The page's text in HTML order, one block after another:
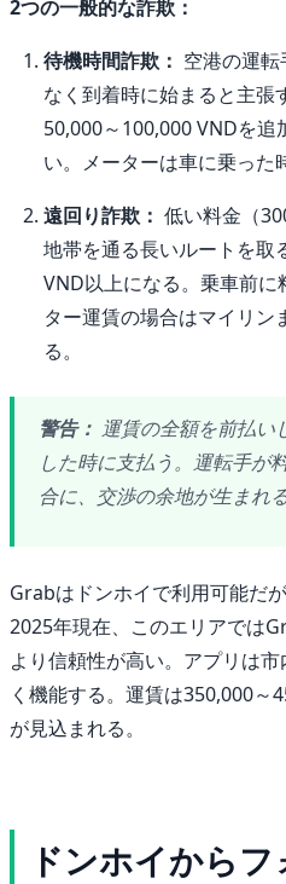
2つの一般的な詐欺：
待機時間詐欺： 空港の運
なく到着時に始まると主張
50,000～100,000 VNDを追
い。メーターは車に乗った
遠回り詐欺： 低い料金（
地帯を通る長いルートを取
VND以上になる。乗車前
ター運賃の場合はマイリン
る。
警告： 運賃の全額を前払い
した時に支払う。運転手が
合に、交渉の余地が生まれる
Grabはドンホイで利用可能だ
2025年現在、このエリアでは
より信頼性が高い。アプリは
く機能する。運賃は350,000～
が見込まれる。
ドンホイから